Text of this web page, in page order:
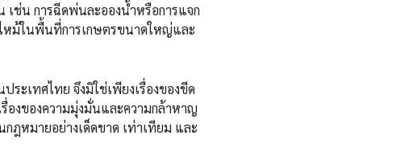
ช่น การฉีดพ่นละอองน้ำหรือการแจก
หม้ในพื้นที่การเกษตรขนาดใหญ่และ
ศไทย จึงมิใช่เพียงเรื่องของขีด
องของความมุ่งมั่นและความกล้าหาญ
ฎหมายอย่างเด็ดขาด เท่าเทียม และ